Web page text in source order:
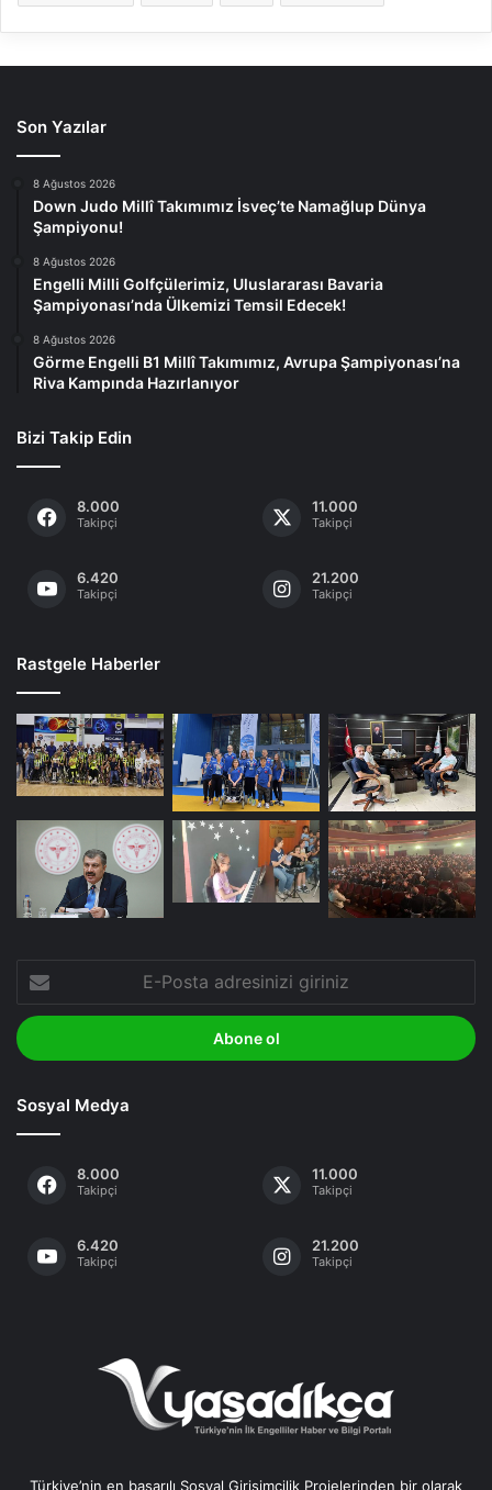
Son Yazılar
8 Ağustos 2026
Down Judo Millî Takımımız İsveç’te Namağlup Dünya
Şampiyonu!
8 Ağustos 2026
Engelli Milli Golfçülerimiz, Uluslararası Bavaria
Şampiyonası’nda Ülkemizi Temsil Edecek!
8 Ağustos 2026
Görme Engelli B1 Millî Takımımız, Avrupa Şampiyonası’na
Riva Kampında Hazırlanıyor
Bizi Takip Edin
8.000
Takipçi
11.000
Takipçi
6.420
Takipçi
21.200
Takipçi
Rastgele Haberler
Posta
adresinizi
giriniz
Sosyal Medya
8.000
Takipçi
11.000
Takipçi
6.420
Takipçi
21.200
Takipçi
Türkiye’nin en başarılı Sosyal Girişimcilik Projelerinden bir olarak